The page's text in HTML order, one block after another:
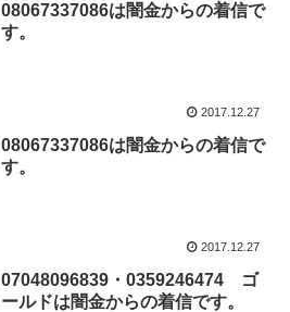
08067337086は闇金からの着信で
す。
2017.12.27
08067337086は闇金からの着信で
す。
2017.12.27
07048096839・0359246474 ゴ
ールドは闇金からの着信です。